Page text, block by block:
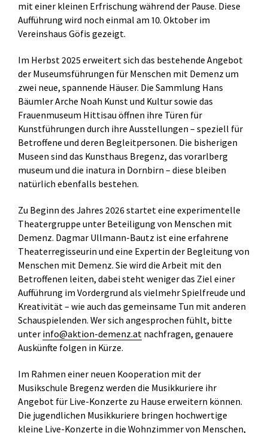
mit einer kleinen Erfrischung während der Pause. Diese
Aufführung wird noch einmal am 10. Oktober im
Vereinshaus Göfis gezeigt.
Im Herbst 2025 erweitert sich das bestehende Angebot
der Museumsführungen für Menschen mit Demenz um
zwei neue, spannende Häuser. Die Sammlung Hans
Bäumler Arche Noah Kunst und Kultur sowie das
Frauenmuseum Hittisau öffnen ihre Türen für
Kunstführungen durch ihre Ausstellungen – speziell für
Betroffene und deren Begleitpersonen. Die bisherigen
Museen sind das Kunsthaus Bregenz, das vorarlberg
museum und die inatura in Dornbirn – diese bleiben
natürlich ebenfalls bestehen.
Zu Beginn des Jahres 2026 startet eine experimentelle
Theatergruppe unter Beteiligung von Menschen mit
Demenz. Dagmar Ullmann-Bautz ist eine erfahrene
Theaterregisseurin und eine Expertin der Begleitung von
Menschen mit Demenz. Sie wird die Arbeit mit den
Betroffenen leiten, dabei steht weniger das Ziel einer
Aufführung im Vordergrund als vielmehr Spielfreude und
Kreativität – wie auch das gemeinsame Tun mit anderen
Schauspielenden. Wer sich angesprochen fühlt, bitte
unter info@aktion-demenz.at nachfragen, genauere
Auskünfte folgen in Kürze.
Im Rahmen einer neuen Kooperation mit der
Musikschule Bregenz werden die Musikkuriere ihr
Angebot für Live-Konzerte zu Hause erweitern können.
Die jugendlichen Musikkuriere bringen hochwertige
kleine Live-Konzerte in die Wohnzimmer von Menschen,